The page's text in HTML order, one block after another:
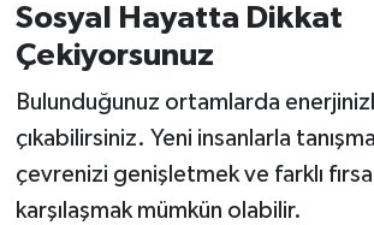
Sosyal Hayatta Dikkat
Çekiyorsunuz
Bulunduğunuz ortamlarda
çıkabilirsiniz. Yeni insanlarla
çevrenizi genişletmek ve farklı
karşılaşmak mümkün olabilir.